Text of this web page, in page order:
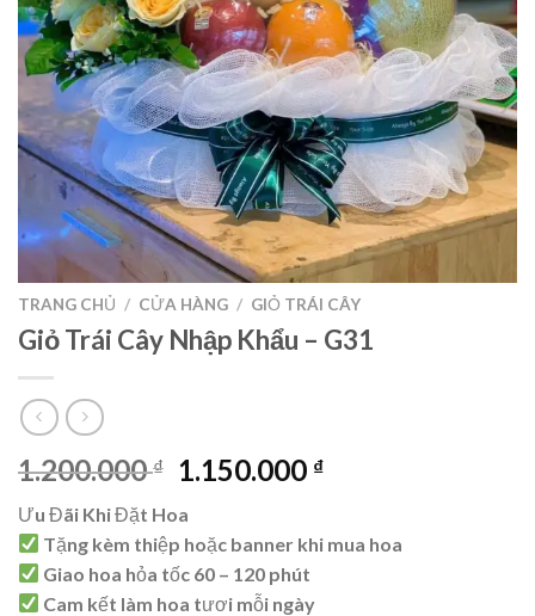
TRANG CHỦ / CỬA HÀNG / GIỎ TRÁI CÂY
Giỏ Trái Cây Nhập Khẩu – G31
1.200.000₫
Giá
là:
1.200.000 ₫.
1.150.000 ₫Giá
là:
Ưu Đãi Khi Đặt Hoa
Tặng kèm thiệp hoặc banner khi mua hoa
Giao hoa hỏa tốc 60 – 120 phút
Cam kết làm hoa tươi mỗi ngày